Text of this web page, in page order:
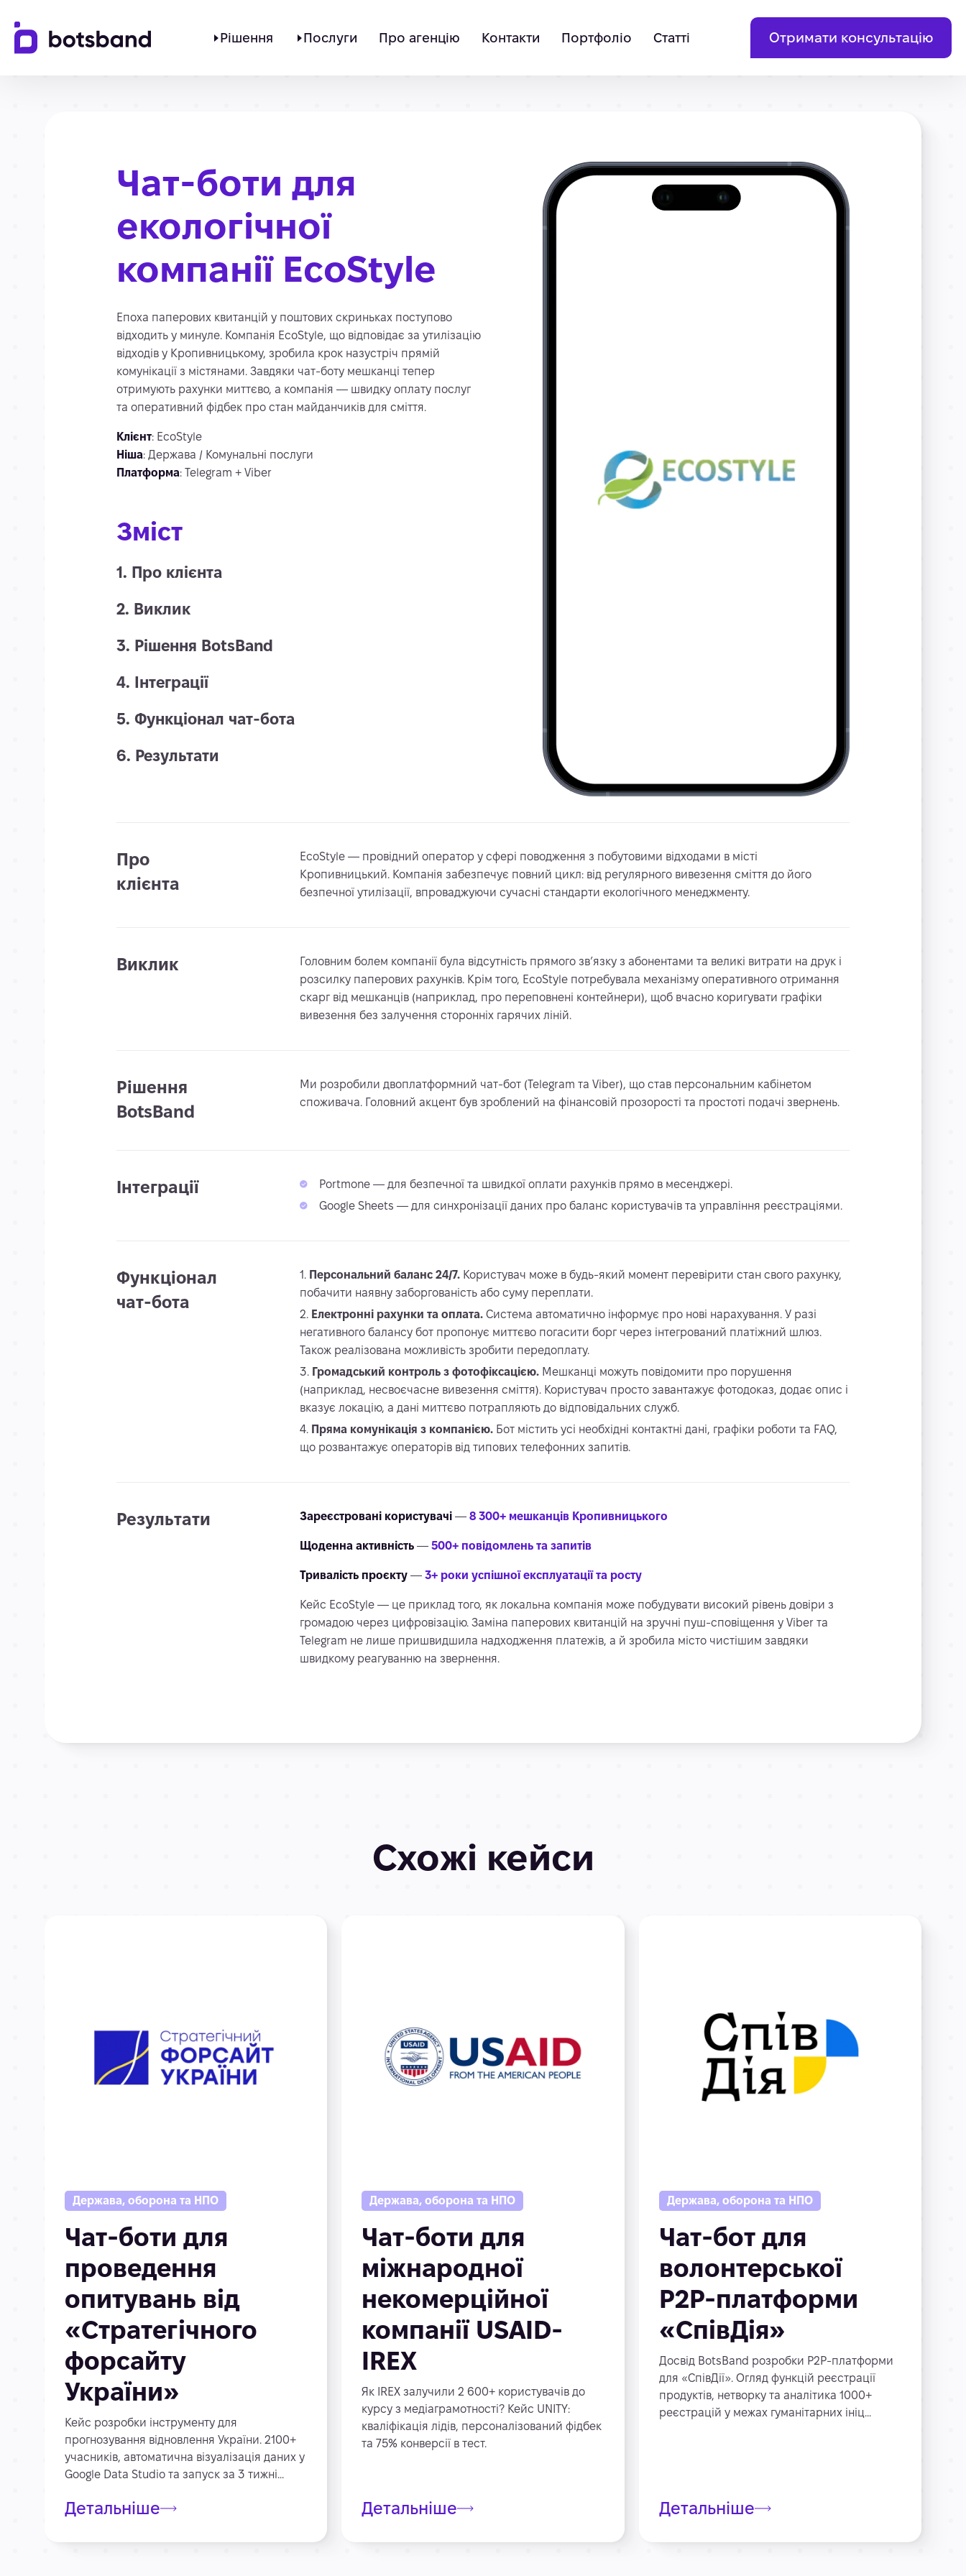
Рішення Послуги Про агенцію Контакти Портфоліо Статті Отримати консультацію
Чат-боти для
екологічної
компанії EcoStyle
Епоха паперових квитанцій у поштових скриньках поступово
відходить у минуле. Компанія EcoStyle, що відповідає за утилізацію
відходів у Кропивницькому, зробила крок назустріч прямій
комунікації з містянами. Завдяки чат-боту мешканці тепер
отримують рахунки миттєво, а компанія — швидку оплату послуг
та оперативний фідбек про стан майданчиків для сміття.
Клієнт: EcoStyle
Ніша: Держава / Комунальні послуги
Платформа: Telegram + Viber
Зміст
1. Про клієнта
2. Виклик
3. Рішення BotsBand
4. Інтеграції
5. Функціонал чат-бота
6. Результати
Про
клієнта
EcoStyle — провідний оператор у сфері поводження з побутовими відходами в місті
Кропивницький. Компанія забезпечує повний цикл: від регулярного вивезення сміття до його
безпечної утилізації, впроваджуючи сучасні стандарти екологічного менеджменту.
Виклик
Головним болем компанії була відсутність прямого зв’язку з абонентами та великі витрати на друк і
розсилку паперових рахунків. Крім того, EcoStyle потребувала механізму оперативного отримання
скарг від мешканців (наприклад, про переповнені контейнери), щоб вчасно коригувати графіки
вивезення без залучення сторонніх гарячих ліній.
Рішення
BotsBand
Ми розробили двоплатформний чат-бот (Telegram та Viber), що став персональним кабінетом
споживача. Головний акцент був зроблений на фінансовій прозорості та простоті подачі звернень.
Інтеграції
Portmone — для безпечної та швидкої оплати рахунків прямо в месенджері.
Google Sheets — для синхронізації даних про баланс користувачів та управління реєстраціями.
Функціонал
чат-бота
Персональний баланс 24/7. Користувач може в будь-який момент перевірити стан свого рахунку,
побачити наявну заборгованість або суму переплати.
Електронні рахунки та оплата. Система автоматично інформує про нові нарахування. У разі
негативного балансу бот пропонує миттєво погасити борг через інтегрований платіжний шлюз.
Також реалізована можливість зробити передоплату.
Громадський контроль з фотофіксацією. Мешканці можуть повідомити про порушення
(наприклад, несвоєчасне вивезення сміття). Користувач просто завантажує фотодоказ, додає опис і
вказує локацію, а дані миттєво потрапляють до відповідальних служб.
Пряма комунікація з компанією. Бот містить усі необхідні контактні дані, графіки роботи та FAQ,
що розвантажує операторів від типових телефонних запитів.
Результати Зареєстровані користувачі — 8 300+ мешканців Кропивницького
Щоденна активність — 500+ повідомлень та запитів
Тривалість проєкту — 3+ роки успішної експлуатації та росту
Кейс EcoStyle — це приклад того, як локальна компанія може побудувати високий рівень довіри з
громадою через цифровізацію. Заміна паперових квитанцій на зручні пуш-сповіщення у Viber та
Telegram не лише пришвидшила надходження платежів, а й зробила місто чистішим завдяки
швидкому реагуванню на звернення.
Схожі кейси
Держава, оборона та НПО
Чат-боти для
проведення
опитувань від
«Стратегічного
форсайту
України»
Кейс розробки інструменту для
прогнозування відновлення України. 2100+
учасників, автоматична візуалізація даних у
Google Data Studio та запуск за 3 тижні...
Детальніше
Держава, оборона та НПО
Чат-боти для
міжнародної
некомерційної
компанії USAID-
IREX
Як IREX залучили 2 600+ користувачів до
курсу з медіаграмотності? Кейс UNITY:
кваліфікація лідів, персоналізований фідбек
та 75% конверсії в тест.
Детальніше
Держава, оборона та НПО
Чат-бот для
волонтерської
P2P-платформи
«СпівДія»
Досвід BotsBand розробки P2P-платформи
для «СпівДії». Огляд функцій реєстрації
продуктів, нетворку та аналітика 1000+
реєстрацій у межах гуманітарних ініц...
Детальніше